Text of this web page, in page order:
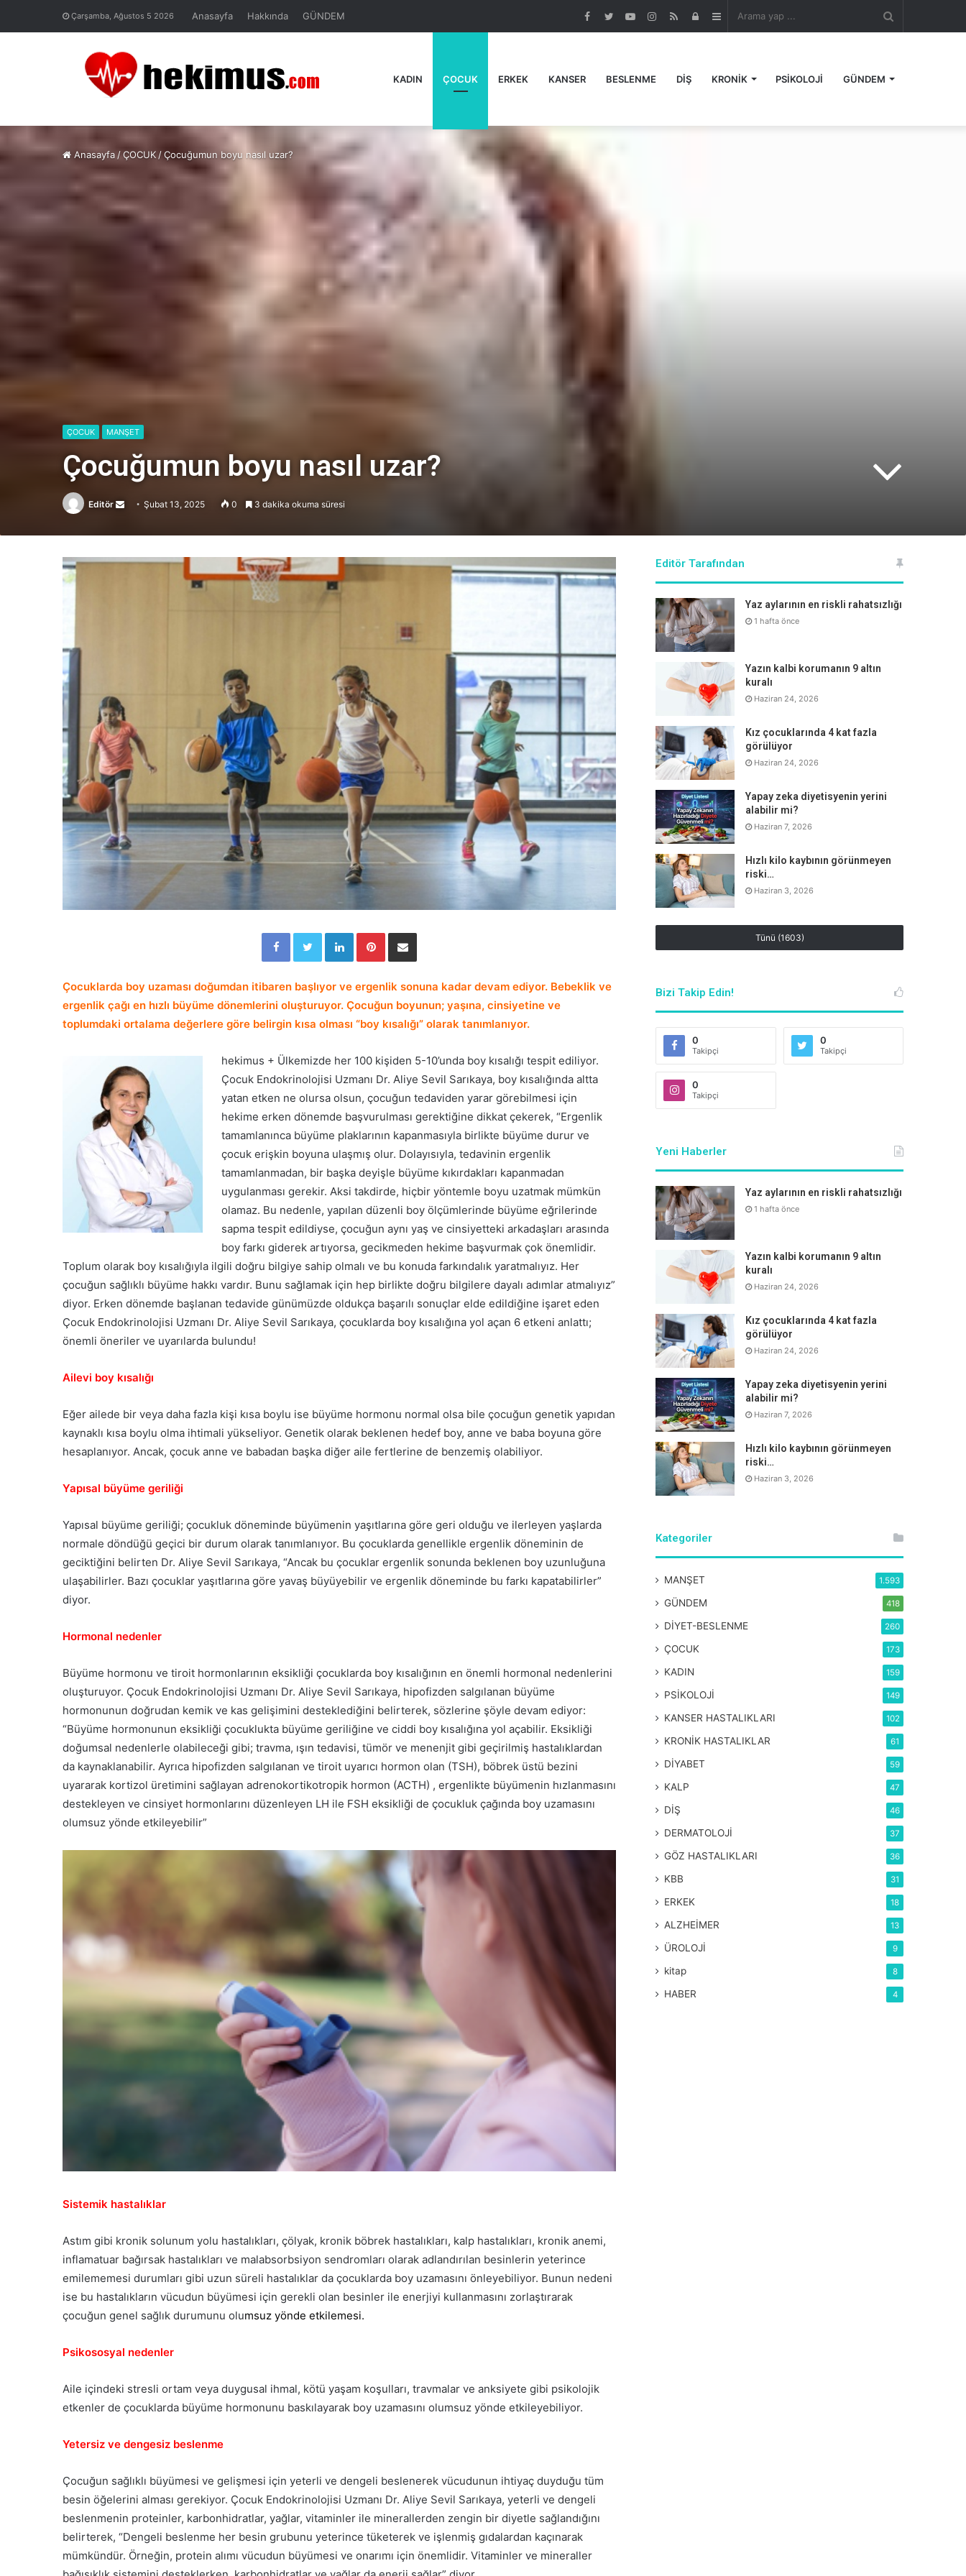
Çarşamba, Ağustos 5 2026 Anasayfa Hakkında GÜNDEM
...
Kenar
Kayıt
RSS
Instagram
YouTube
Twitter
Facebook
KADIN ÇOCUK ERKEK KANSER BESLENME DİŞ KRONİK PSİKOLOJİ GÜNDEM
Anasayfa /ÇOCUK /Çocuğumun boyu nasıl uzar?
ÇOCUK MANŞET
Çocuğumun boyu nasıl uzar?
Editör
Send
email
Şubat 13, 2025 0 3 dakika okuma süresi
Facebook Twitter LinkedIn Pinterest
Çocuklarda boy uzaması doğumdan itibaren başlıyor ve ergenlik sonuna kadar devam ediyor. Bebeklik ve
ergenlik çağı en hızlı büyüme dönemlerini oluşturuyor. Çocuğun boyunun; yaşına, cinsiyetine ve
toplumdaki ortalama değerlere göre belirgin kısa olması “boy kısalığı” olarak tanımlanıyor.
hekimus + Ülkemizde her 100 kişiden 5-10’unda boy kısalığı tespit ediliyor.
Çocuk Endokrinolojisi Uzmanı Dr. Aliye Sevil Sarıkaya, boy kısalığında altta
yatan etken ne olursa olsun, çocuğun tedaviden yarar görebilmesi için
hekime erken dönemde başvurulması gerektiğine dikkat çekerek, “Ergenlik
tamamlanınca büyüme plaklarının kapanmasıyla birlikte büyüme durur ve
çocuk erişkin boyuna ulaşmış olur. Dolayısıyla, tedavinin ergenlik
tamamlanmadan, bir başka deyişle büyüme kıkırdakları kapanmadan
uygulanması gerekir. Aksi takdirde, hiçbir yöntemle boyu uzatmak mümkün
olamaz. Bu nedenle, yapılan düzenli boy ölçümlerinde büyüme eğrilerinde
sapma tespit edildiyse, çocuğun aynı yaş ve cinsiyetteki arkadaşları arasında
boy farkı giderek artıyorsa, gecikmeden hekime başvurmak çok önemlidir.
Toplum olarak boy kısalığıyla ilgili doğru bilgiye sahip olmalı ve bu konuda farkındalık yaratmalıyız. Her
çocuğun sağlıklı büyüme hakkı vardır. Bunu sağlamak için hep birlikte doğru bilgilere dayalı adımlar atmalıyız”
diyor. Erken dönemde başlanan tedavide günümüzde oldukça başarılı sonuçlar elde edildiğine işaret eden
Çocuk Endokrinolojisi Uzmanı Dr. Aliye Sevil Sarıkaya, çocuklarda boy kısalığına yol açan 6 etkeni anlattı;
önemli öneriler ve uyarılarda bulundu!
Ailevi boy kısalığı
Eğer ailede bir veya daha fazla kişi kısa boylu ise büyüme hormonu normal olsa bile çocuğun genetik yapıdan
kaynaklı kısa boylu olma ihtimali yükseliyor. Genetik olarak beklenen hedef boy, anne ve baba boyuna göre
hesaplanıyor. Ancak, çocuk anne ve babadan başka diğer aile fertlerine de benzemiş olabiliyor.
Yapısal büyüme geriliği
Yapısal büyüme geriliği; çocukluk döneminde büyümenin yaşıtlarına göre geri olduğu ve ilerleyen yaşlarda
normale döndüğü geçici bir durum olarak tanımlanıyor. Bu çocuklarda genellikle ergenlik döneminin de
geciktiğini belirten Dr. Aliye Sevil Sarıkaya, “Ancak bu çocuklar ergenlik sonunda beklenen boy uzunluğuna
ulaşabilirler. Bazı çocuklar yaşıtlarına göre yavaş büyüyebilir ve ergenlik döneminde bu farkı kapatabilirler”
diyor.
Hormonal nedenler
Büyüme hormonu ve tiroit hormonlarının eksikliği çocuklarda boy kısalığının en önemli hormonal nedenlerini
oluşturuyor. Çocuk Endokrinolojisi Uzmanı Dr. Aliye Sevil Sarıkaya, hipofizden salgılanan büyüme
hormonunun doğrudan kemik ve kas gelişimini desteklediğini belirterek, sözlerine şöyle devam ediyor:
“Büyüme hormonunun eksikliği çocuklukta büyüme geriliğine ve ciddi boy kısalığına yol açabilir. Eksikliği
doğumsal nedenlerle olabileceği gibi; travma, ışın tedavisi, tümör ve menenjit gibi geçirilmiş hastalıklardan
da kaynaklanabilir. Ayrıca hipofizden salgılanan ve tiroit uyarıcı hormon olan (TSH), böbrek üstü bezini
uyararak kortizol üretimini sağlayan adrenokortikotropik hormon (ACTH) , ergenlikte büyümenin hızlanmasını
destekleyen ve cinsiyet hormonlarını düzenleyen LH ile FSH eksikliği de çocukluk çağında boy uzamasını
olumsuz yönde etkileyebilir”
Sistemik hastalıklar
Astım gibi kronik solunum yolu hastalıkları, çölyak, kronik böbrek hastalıkları, kalp hastalıkları, kronik anemi,
inflamatuar bağırsak hastalıkları ve malabsorbsiyon sendromları olarak adlandırılan besinlerin yeterince
emilememesi durumları gibi uzun süreli hastalıklar da çocuklarda boy uzamasını önleyebiliyor. Bunun nedeni
ise bu hastalıkların vücudun büyümesi için gerekli olan besinler ile enerjiyi kullanmasını zorlaştırarak
çocuğun genel sağlık durumunu olumsuz yönde etkilemesi.
Psikososyal nedenler
Aile içindeki stresli ortam veya duygusal ihmal, kötü yaşam koşulları, travmalar ve anksiyete gibi psikolojik
etkenler de çocuklarda büyüme hormonunu baskılayarak boy uzamasını olumsuz yönde etkileyebiliyor.
Yetersiz ve dengesiz beslenme
Çocuğun sağlıklı büyümesi ve gelişmesi için yeterli ve dengeli beslenerek vücudunun ihtiyaç duyduğu tüm
besin öğelerini alması gerekiyor. Çocuk Endokrinolojisi Uzmanı Dr. Aliye Sevil Sarıkaya, yeterli ve dengeli
beslenmenin proteinler, karbonhidratlar, yağlar, vitaminler ile minerallerden zengin bir diyetle sağlandığını
belirterek, “Dengeli beslenme her besin grubunu yeterince tüketerek ve işlenmiş gıdalardan kaçınarak
mümkündür. Örneğin, protein alımı vücudun büyümesi ve onarımı için önemlidir. Vitaminler ve mineraller
Editör Tarafından
Yaz aylarının en riskli rahatsızlığı
1 hafta önce
Yazın kalbi korumanın 9 altın
kuralı
Haziran 24, 2026
Kız çocuklarında 4 kat fazla
görülüyor
Haziran 24, 2026
Yapay zeka diyetisyenin yerini
alabilir mi?
Haziran 7, 2026
Hızlı kilo kaybının görünmeyen
riski…
Haziran 3, 2026
Tünü (1603)
Bizi Takip Edin!
0
Takipçi
0
Takipçi
0
Takipçi
Yeni Haberler
Yaz aylarının en riskli rahatsızlığı
1 hafta önce
Yazın kalbi korumanın 9 altın
kuralı
Haziran 24, 2026
Kız çocuklarında 4 kat fazla
görülüyor
Haziran 24, 2026
Yapay zeka diyetisyenin yerini
alabilir mi?
Haziran 7, 2026
Hızlı kilo kaybının görünmeyen
riski…
Haziran 3, 2026
Kategoriler
MANŞET 1.593
GÜNDEM 418
DİYET-BESLENME 260
ÇOCUK 173
KADIN 159
PSİKOLOJİ 149
KANSER HASTALIKLARI 102
KRONİK HASTALIKLAR 61
DİYABET 59
KALP 47
DİŞ 46
DERMATOLOJİ 37
GÖZ HASTALIKLARI 36
KBB 31
ERKEK 18
ALZHEİMER 13
ÜROLOJİ 9
kitap 8
HABER 4